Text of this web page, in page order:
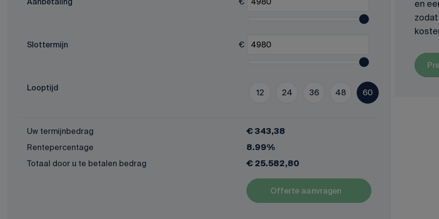
Slottermijn €
Looptijd
12 24 36 48 60
Uw termijnbedrag € 343,38
Rentepercentage 8.99%
Totaal door u te betalen bedrag € 25.582,80
Offerte aanvragen
en